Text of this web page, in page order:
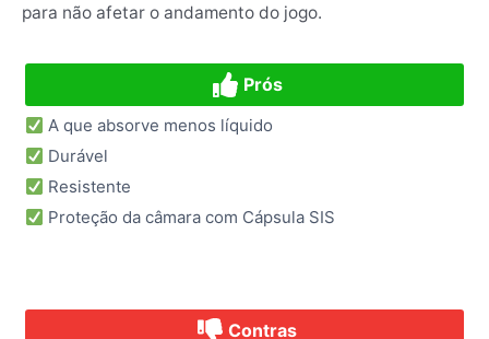
para não afetar o andamento do jogo.
Prós
A que absorve menos líquido
Durável
Resistente
Proteção da câmara com Cápsula SIS
Contras